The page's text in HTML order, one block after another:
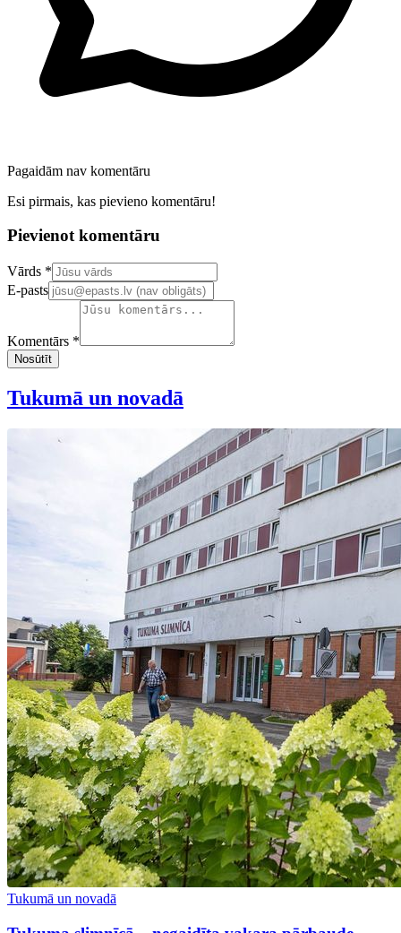
Pagaidām nav komentāru
Esi pirmais, kas pievieno komentāru!
Pievienot komentāru
Confirm your email address
Vārds *
E-pasts
Komentārs *
Nosūtīt
Tukumā un novadā
Tukumā un novadā